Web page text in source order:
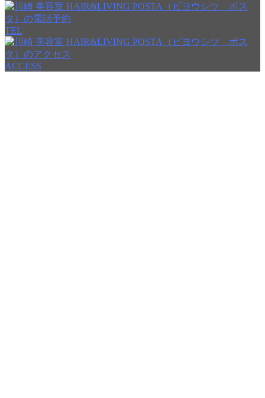
TEL
ACCESS